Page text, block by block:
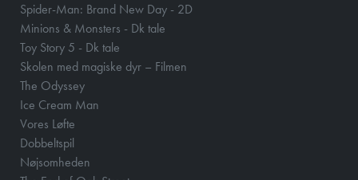
Spider-Man: Brand New Day - 2D
Minions & Monsters - Dk tale
Toy Story 5 - Dk tale
Skolen med magiske dyr – Filmen
The Odyssey
Ice Cream Man
Vores Løfte
Dobbeltspil
Nøjsomheden